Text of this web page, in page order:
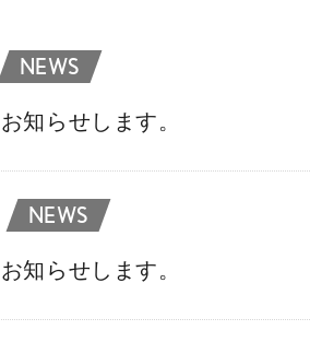
NEWS
知らせします。
NEWS
知らせします。